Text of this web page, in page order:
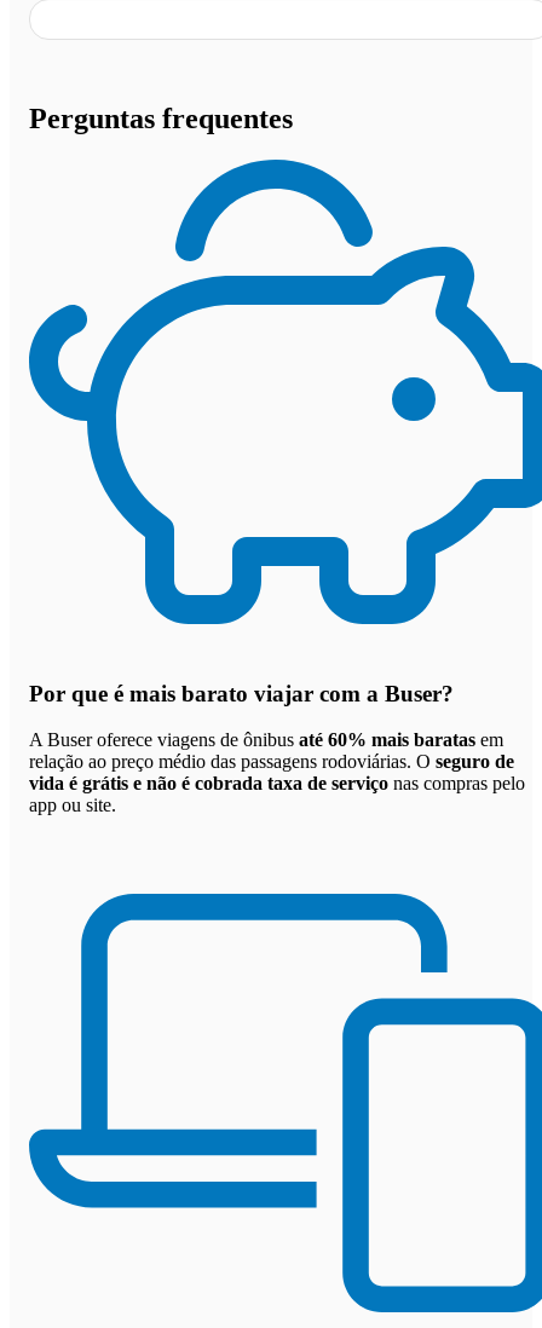
Perguntas frequentes
Por que é mais barato viajar com a Buser?
A Buser oferece viagens de ônibus até 60% mais baratas em
relação ao preço médio das passagens rodoviárias. O seguro de
vida é grátis e não é cobrada taxa de serviço nas compras pelo
app ou site.